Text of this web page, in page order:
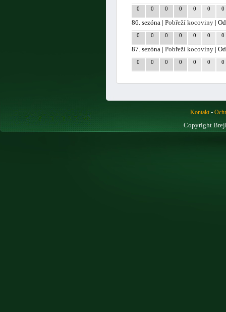
0 0 0 0 0 0 0
86. sezóna |Pobřeží kocoviny |
0 0 0 0 0 0 0
87. sezóna |Pobřeží kocoviny |
0 0 0 0 0 0 0
Kontakt-
Copyright